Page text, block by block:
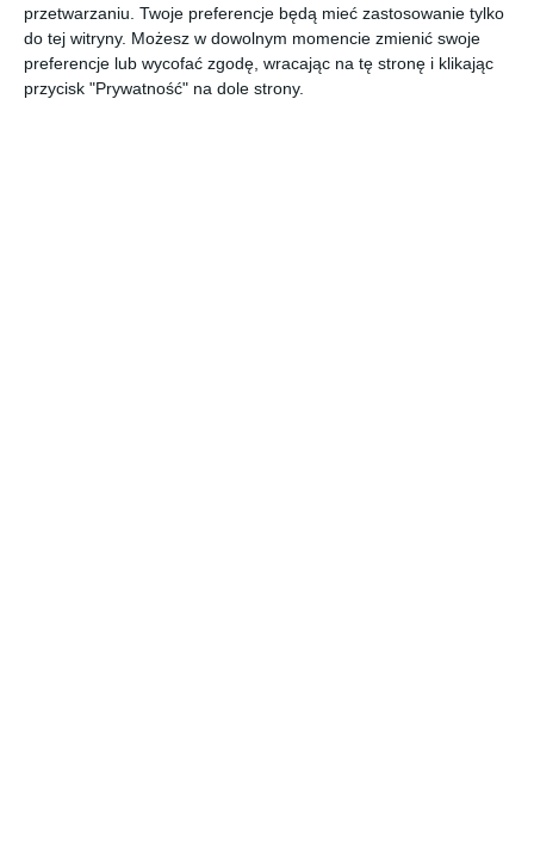
przetwarzaniu. Twoje preferencje będą mieć zastosowanie tylko
do tej witryny. Możesz w dowolnym momencie zmienić swoje
preferencje lub wycofać zgodę, wracając na tę stronę i klikając
przycisk "Prywatność" na dole strony.